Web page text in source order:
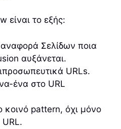
είναι το εξής:
Σελίδων ποια
αυξάνεται.
URLs.
ένα στο URL
κοινό pattern, όχι μόνο